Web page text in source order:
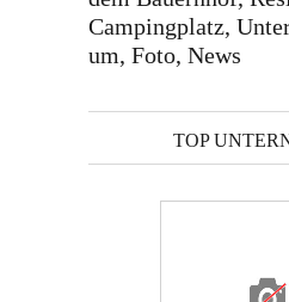
Campingplatz,
um, Foto, News
TOP